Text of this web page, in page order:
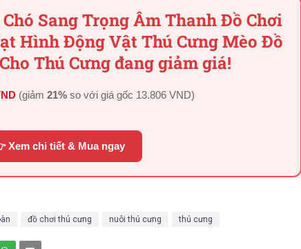
Sang Trọng Âm Thanh Đồ Chơi
Hình Động Vật Thú Cưng Mèo Đồ
Thú Cưng đang giảm giá!
(giảm21% so với giá gốc 13.806 VND)
Xem chi tiết & Mua ngay
đồ chơi thú cưng nuôi thú cưng thú cưng